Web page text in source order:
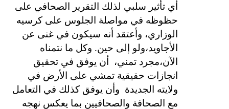
أي تأثير سلبي لذلك التقرير الصحافي على
حظوظه في مواصلة الجلوس على كرسيه
الوزاري، وأعتقد أنه سيكون في غنى عن
الأجاويد،ولو إلى حين. وكل ما نتمناه
الآن،مجرد تمني،
أن يوفق في تحقيق
انجازات حقيقية تمشي على الأرض في
ولايته الجديدة وأن يوفق كذلك في التعامل
مع الصحافة والصحافيين بما يعكس نهجه